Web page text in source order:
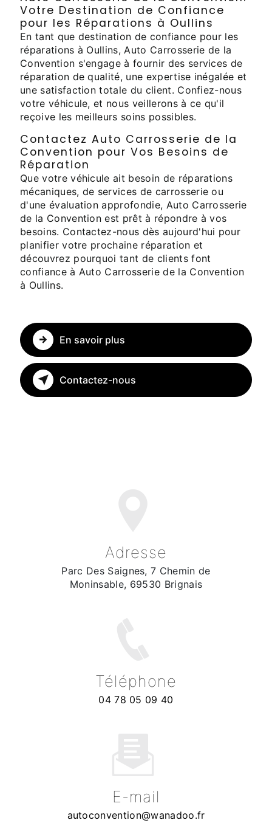
Votre Destination de Confiance
pour les Réparations à Oullins
En tant que destination de confiance pour les
réparations à Oullins, Auto Carrosserie de la
Convention s'engage à fournir des services de
réparation de qualité, une expertise inégalée et
une satisfaction totale du client. Confiez-nous
votre véhicule, et nous veillerons à ce qu'il
reçoive les meilleurs soins possibles.
Contactez Auto Carrosserie de la
Convention pour Vos Besoins de
Réparation
Que votre véhicule ait besoin de réparations
mécaniques, de services de carrosserie ou
d'une évaluation approfondie, Auto Carrosserie
de la Convention est prêt à répondre à vos
besoins. Contactez-nous dès aujourd'hui pour
planifier votre prochaine réparation et
découvrez pourquoi tant de clients font
confiance à Auto Carrosserie de la Convention
à Oullins.
En savoir plus
Contactez-nous
Adresse
Parc Des Saignes, 7 Chemin de
Moninsable, 69530 Brignais
Téléphone
04 78 05 09 40
E-mail
autoconvention@wanadoo.fr